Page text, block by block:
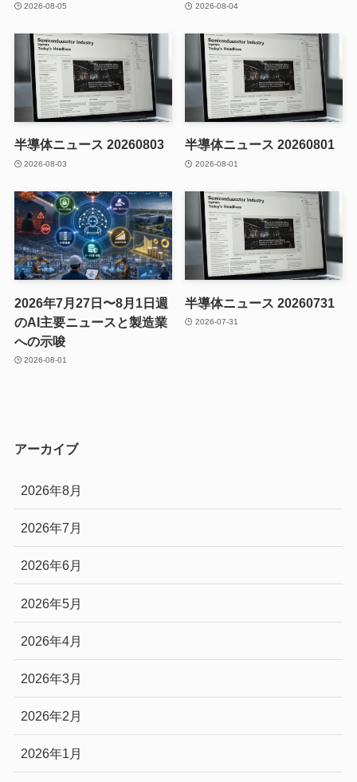
2026-08-05 2026-08-04
半導体ニュース 20260803
2026-08-03
半導体ニュース 20260801
2026-08-01
2026年7月27日〜8月1日週
のAI主要ニュースと製造業
への示唆
2026-08-01
半導体ニュース 20260731
2026-07-31
アーカイブ
2026年8月
2026年7月
2026年6月
2026年5月
2026年4月
2026年3月
2026年2月
2026年1月